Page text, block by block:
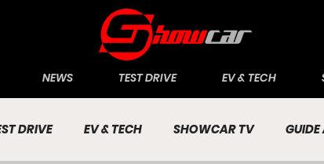
NEWS TEST DRIVE EV & TECH
DRIVE EV & TECH SHOWCAR TV